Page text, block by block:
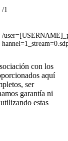
/1
/
con los
aquí
ser
garantía ni
estas